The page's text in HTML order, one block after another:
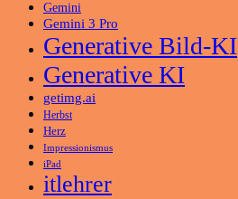
Gemini
Gemini 3 Pro
Generative Bild-KI
Generative KI
getimg.ai
Herbst
Herz
Impressionismus
iPad
itlehrer